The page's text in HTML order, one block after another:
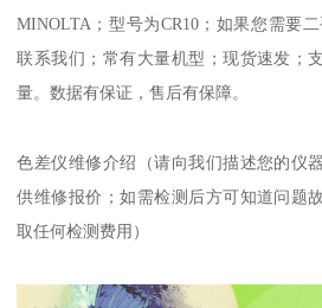
MINOLTA ；型号为CR10；如果您需要
联系我们；常有大量机型；现货速发；
量。数据有保证，售后有保障。
色差仪维修介绍（请向我们描述您的仪
供维修报价；如需检测后方可知道问题
取任何检测费用）